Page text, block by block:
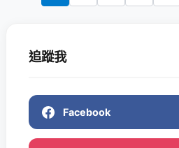
追蹤我
Facebook